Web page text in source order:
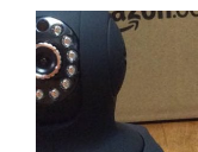
応
ネ
ッ
ト